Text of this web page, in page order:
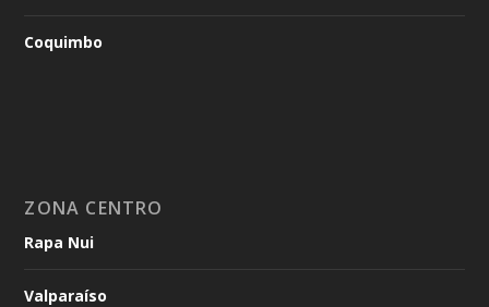
Coquimbo
ZONA CENTRO
Rapa Nui
Valparaíso